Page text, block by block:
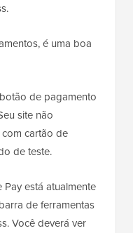
é uma boa
de pagamento
site não
cartão de
de teste.
está atualmente
de ferramentas
Você deverá ver